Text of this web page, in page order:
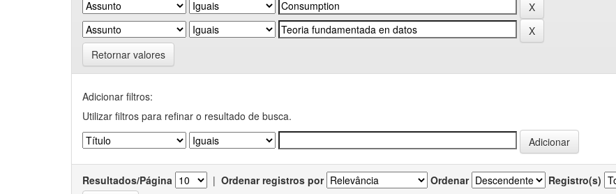
Retornar valores
Adicionar filtros:
Utilizar filtros para refinar o resultado de busca.
Resultados/Página | Ordenar registros por Ordenar Registro(s)